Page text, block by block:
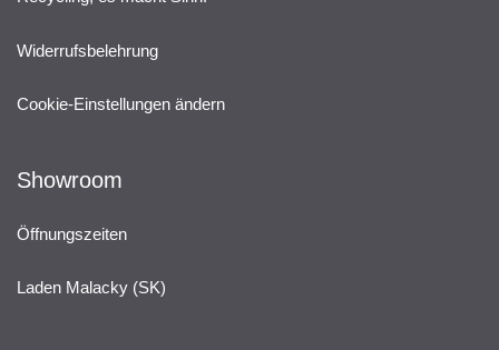
Widerrufsbelehrung
Cookie-Einstellungen ändern
Showroom
Öffnungszeiten
Laden Malacky (SK)